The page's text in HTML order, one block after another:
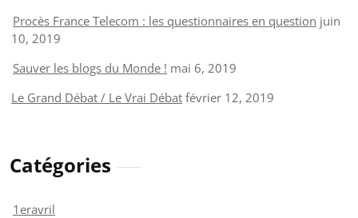
Procès France Telecom : les questionnaires en question juin
10, 2019
Sauver les blogs du Monde ! mai 6, 2019
Le Grand Débat / Le Vrai Débat février 12, 2019
Catégories
1eravril